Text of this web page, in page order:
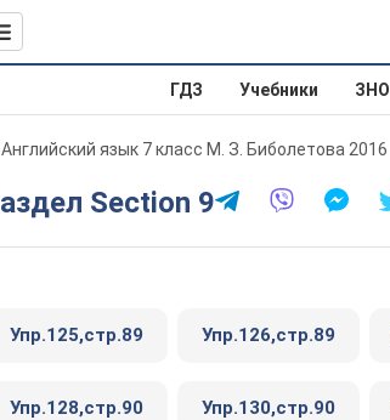
ГДЗ Учебники ЗНО
Английский язык 7 класс М. З. Биболетова 2016
Раздел Section 9
Упр.125,стр.89 Упр.126,стр.89
Упр.128,стр.90 Упр.130,стр.90